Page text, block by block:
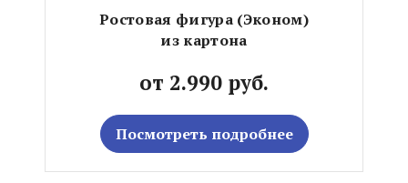
Ростовая фигура (Эконом)
из картона
от 2.990 руб.
Посмотреть подробнее